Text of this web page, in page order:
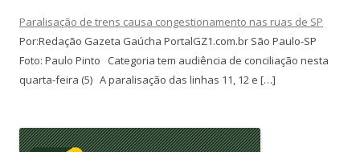
Paralisação de trens causa congestionamento nas ruas de SP
Por:Redação Gazeta Gaúcha PortalGZ1.com.br São Paulo-SP
Foto: Paulo Pinto Categoria tem audiência de conciliação nesta
quarta-feira (5) A paralisação das linhas 11, 12 e […]